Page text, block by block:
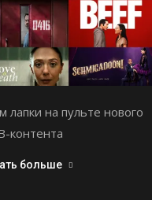
на пульте нового
контента
больше